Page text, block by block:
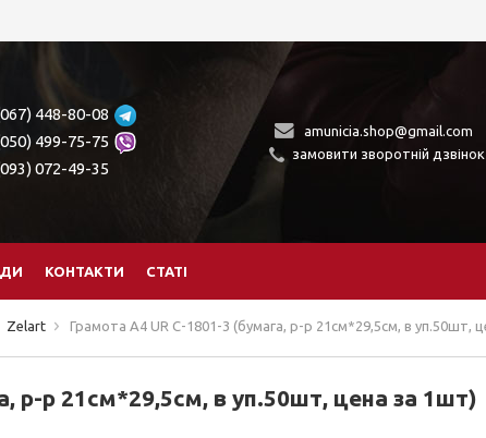
448-80-08
499-75-75
072-49-35
amunicia.shop@gmail.com
замовити зворотній дзвінок
КОНТАКТИ СТАТІ
Zelart Грамота А4 UR С-1801-3 (бумага, р-р 21см*29,5см, в уп.50шт,
р-р 21см*29,5см, в уп.50шт, цена за 1шт)